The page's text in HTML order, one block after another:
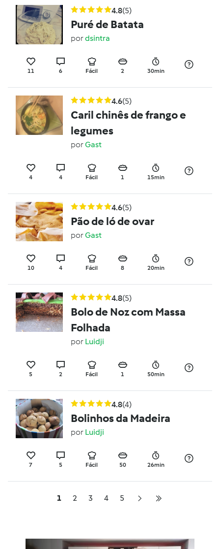
4.8(5)
Puré de Batata
pordsintra
11 6 Fácil 2 30min
4.6(5)
Caril chinês de frango e
legumes
porGast
4 4 Fácil 1 15min
4.6(5)
Pão de ló de ovar
porGast
10 4 Fácil 8 20min
4.8(5)
Bolo de Noz com Massa
Folhada
por Luidji
5 2 Fácil 1 50min
4.8(4)
Bolinhos da Madeira
por Luidji
7 5 Fácil 50 26min
1 2 3 4 5